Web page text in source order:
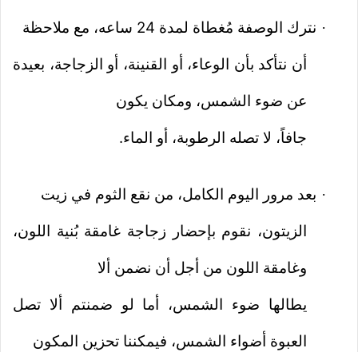
· نترك الوصفة مُغطاة لمدة 24 ساعه، مع ملاحظة
أن نتأكد بأن الوعاء، أو القنينة، أو الزجاجة، بعيدة
عن ضوء الشمس، ومكان يكون
جافاً، لا تصله الرطوبة، أو الماء.
· بعد مرور اليوم الكامل، من نقع الثوم في زيت
الزيتون، نقوم بإحضار زجاجة غامقة بُنية اللون،
وغامقة اللون من أجل أن نضمن ألا
يطالها ضوء الشمس، أما لو ضمنتم ألا تصل
العبوة أضواء الشمس، فيمكننا تحزين المكون